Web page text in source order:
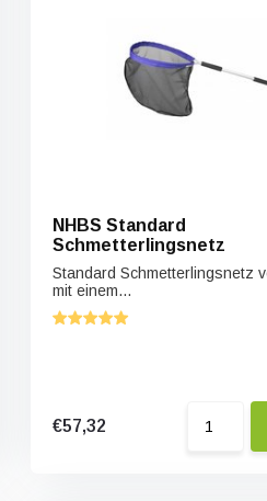
NHBS Standard
Schmetterlingsnetz
Standard Schmetterlingsnetz
mit einem...
€57,32